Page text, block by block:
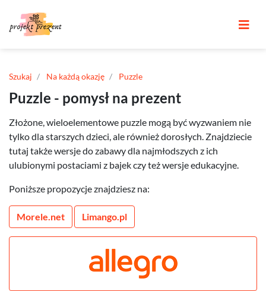
Szukaj Na każdą okazję Puzzle
Puzzle - pomysł na prezent
Złożone, wieloelementowe puzzle mogą być wyzwaniem nie
tylko dla starszych dzieci, ale również dorosłych. Znajdziecie
tutaj także wersje do zabawy dla najmłodszych z ich
ulubionymi postaciami z bajek czy też wersje edukacyjne.
Poniższe propozycje znajdziesz na:
Morele.net Limango.pl